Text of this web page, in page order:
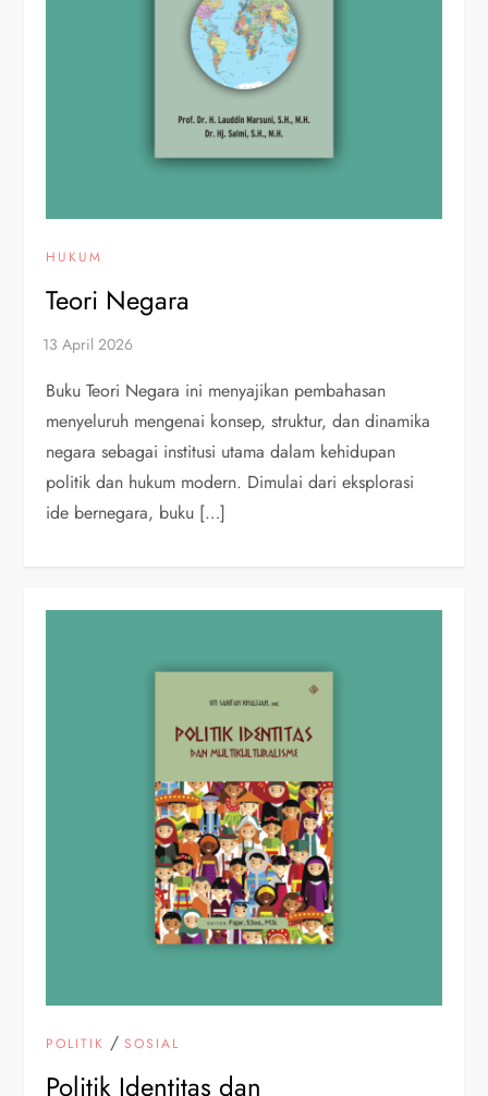
HUKUM
Teori Negara
Buku Teori Negara ini menyajikan pembahasan
menyeluruh mengenai konsep, struktur, dan dinamika
negara sebagai institusi utama dalam kehidupan
politik dan hukum modern. Dimulai dari eksplorasi
ide bernegara, buku […]
POLITIK /SOSIAL
Politik Identitas dan